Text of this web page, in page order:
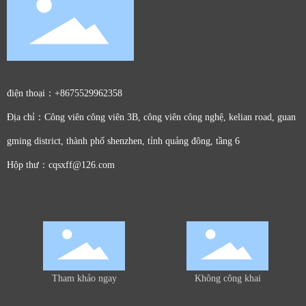
điện thoại： +8675529962358
Địa chỉ：Công viên công viên 3B, công viên công nghệ, kelian road, guan
gming district, thành phố shenzhen, tỉnh quảng đông, tầng 6
Hộp thư： cqsxff@126.com
Tham khảo ngay Không công khai